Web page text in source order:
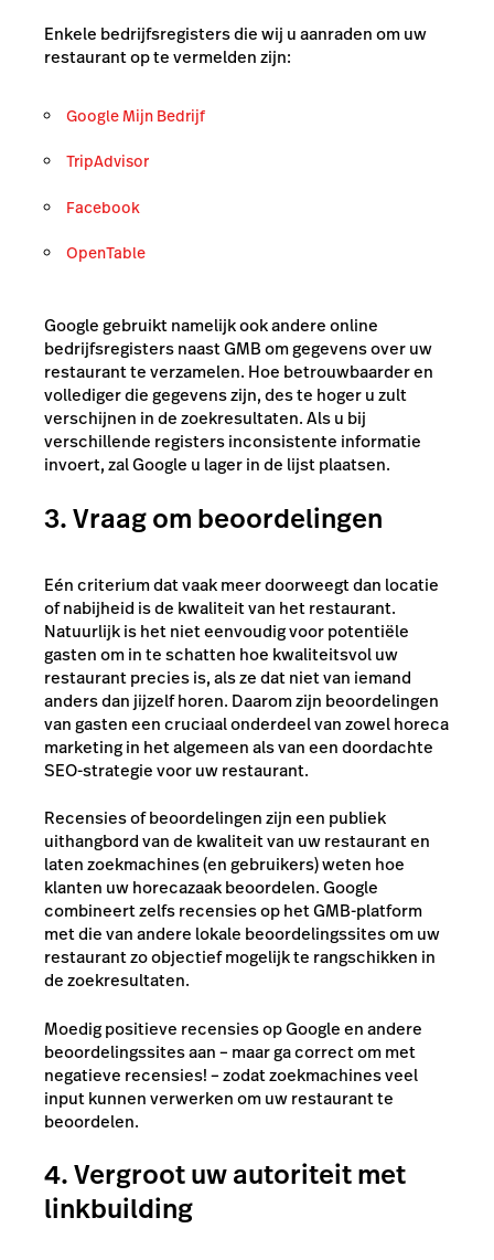
Enkele bedrijfsregisters die wij u aanraden om uw
restaurant op te vermelden zijn:
Google Mijn Bedrijf
TripAdvisor
Facebook
OpenTable
Google gebruikt namelijk ook andere online
bedrijfsregisters naast GMB om gegevens over uw
restaurant te verzamelen. Hoe betrouwbaarder en
vollediger die gegevens zijn, des te hoger u zult
verschijnen in de zoekresultaten. Als u bij
verschillende registers inconsistente informatie
invoert, zal Google u lager in de lijst plaatsen.
3. Vraag om beoordelingen
Eén criterium dat vaak meer doorweegt dan locatie
of nabijheid is de kwaliteit van het restaurant.
Natuurlijk is het niet eenvoudig voor potentiële
gasten om in te schatten hoe kwaliteitsvol uw
restaurant precies is, als ze dat niet van iemand
anders dan jijzelf horen. Daarom zijn beoordelingen
van gasten een cruciaal onderdeel van zowel horeca
marketing in het algemeen als van een doordachte
SEO-strategie voor uw restaurant.
Recensies of beoordelingen zijn een publiek
uithangbord van de kwaliteit van uw restaurant en
laten zoekmachines (en gebruikers) weten hoe
klanten uw horecazaak beoordelen. Google
combineert zelfs recensies op het GMB-platform
met die van andere lokale beoordelingssites om uw
restaurant zo objectief mogelijk te rangschikken in
de zoekresultaten.
Moedig positieve recensies op Google en andere
beoordelingssites aan – maar ga correct om met
negatieve recensies! – zodat zoekmachines veel
input kunnen verwerken om uw restaurant te
beoordelen.
4. Vergroot uw autoriteit met
linkbuilding